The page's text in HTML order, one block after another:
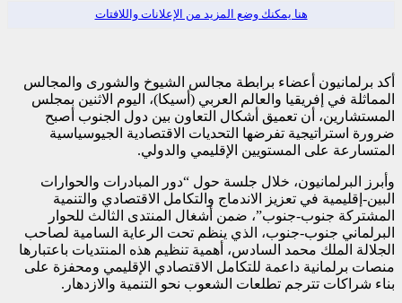
هنا يمكنك وضع المزيد من الإعلانات واللافتات
أكد برلمانيون أعضاء برابطة مجالس الشيوخ والشورى والمجالس
المماثلة في إفريقيا والعالم العربي (أسيكا)، اليوم الاثنين بمجلس
المستشارين، أن تعميق أشكال التعاون بين دول الجنوب أصبح
ضرورة استراتيجية تفرضها التحديات الاقتصادية الجيوسياسية
المتسارعة على المستويين الإقليمي والدولي.
وأبرز البرلمانيون، خلال جلسة حول “دور المبادرات والحوارات
البين-إقليمية في تعزيز الاندماج والتكامل الاقتصادي والتنمية
المشتركة جنوب-جنوب”، ضمن أشغال المنتدى الثالث للحوار
البرلماني جنوب-جنوب، الذي ينظم تحت الرعاية السامية لصاحب
الجلالة الملك محمد السادس، أهمية تنظيم هذه المنتديات باعتبارها
منصات برلمانية داعمة للتكامل الاقتصادي الإقليمي ومحفزة على
بناء شراكات تترجم تطلعات الشعوب نحو التنمية والازدهار.